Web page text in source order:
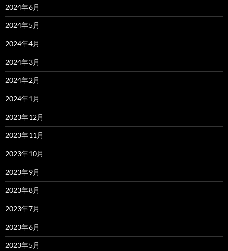
2024年6月
2024年5月
2024年4月
2024年3月
2024年2月
2024年1月
2023年12月
2023年11月
2023年10月
2023年9月
2023年8月
2023年7月
2023年6月
2023年5月